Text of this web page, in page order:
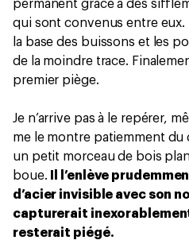
permanent grâce à des
qui sont convenus entre
la base des buissons et les
de la moindre trace.
premier piège.
Je n’arrive pas à le repérer,
me le montre patiemment du
un petit morceau de bois
boue.
Il l’enlève
d’acier invisible avec son
capturerait
resterait piégé.